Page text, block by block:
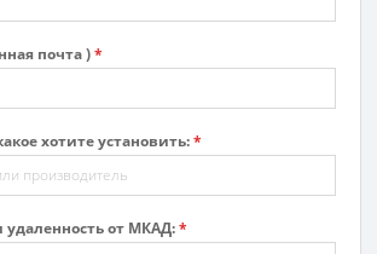
почта )*
хотите установить:*
удаленность от МКАД:*